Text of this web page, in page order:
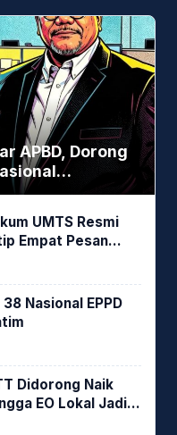
APBD, Dorong
UMTS Resmi
Empat Pesan
Nasional EPPD
Didorong Naik
EO Lokal Jadi